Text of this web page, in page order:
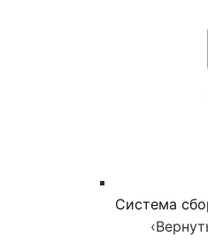
Система
‹